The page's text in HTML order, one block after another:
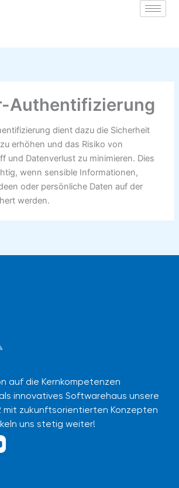
Authentifizierung
dient dazu die Sicherheit
erhöhen und das Risiko von
und Datenverlust zu minimieren. Dies
wenn sensible Informationen,
oder persönliche Daten auf der
werden.
auf die Kernkompetenzen
innovatives Softwarehaus unsere
mit zukunftsorientierten Konzepten
uns stetig weiter!